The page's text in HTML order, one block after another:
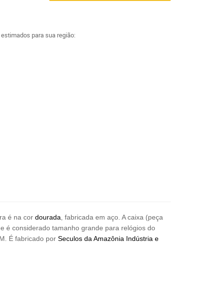
para sua região:
é na cor dourada , fabricada em aço. A caixa (peça
é considerado tamanho grande para relógios do
É fabricado por Seculos da Amazônia Indústria e